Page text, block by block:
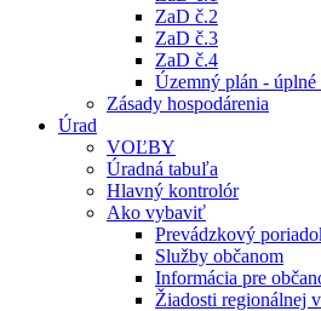
ZaD č.2
ZaD č.3
ZaD č.4
Územný plán - úplné
Zásady hospodárenia
Úrad
VOĽBY
Úradná tabuľa
Hlavný kontrolór
Ako vybaviť
Prevádzkový
Služby občanom
Informácia pre
Žiadosti regionálnej